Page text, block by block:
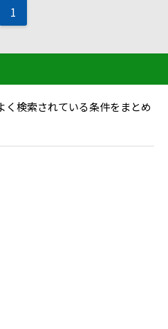
1
く検索されている条件をまとめ